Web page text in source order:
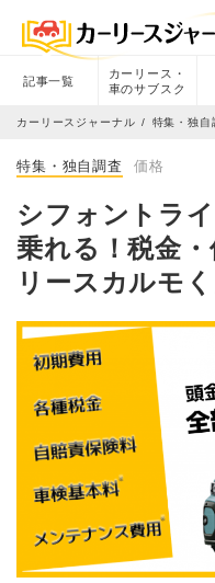
記事一覧
カーリース・
車のサブスク
カーリースジャーナル 特集・独自
特集・独自調査 価格
シフォントラ
乗れる！税金
リースカルモ